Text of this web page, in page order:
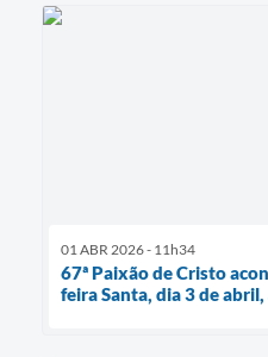
01 ABR 2026 - 11h34
67ª Paixão de Cristo
feira Santa, dia 3 de